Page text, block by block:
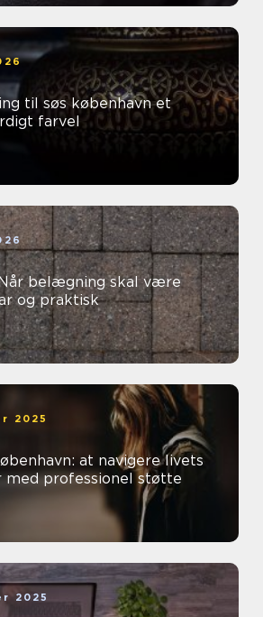
til søs københavn et
farvel
belægning skal være
og praktisk
2025
at navigere livets
med professionel støtte
2025